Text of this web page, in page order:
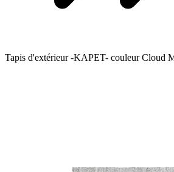
Tapis d'extérieur -KAPET- couleur Cloud